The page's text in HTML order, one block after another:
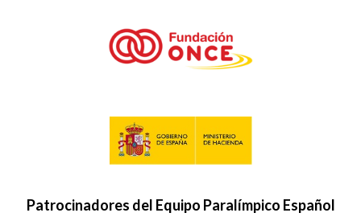
Patrocinadores del Equipo Paralímpico Español